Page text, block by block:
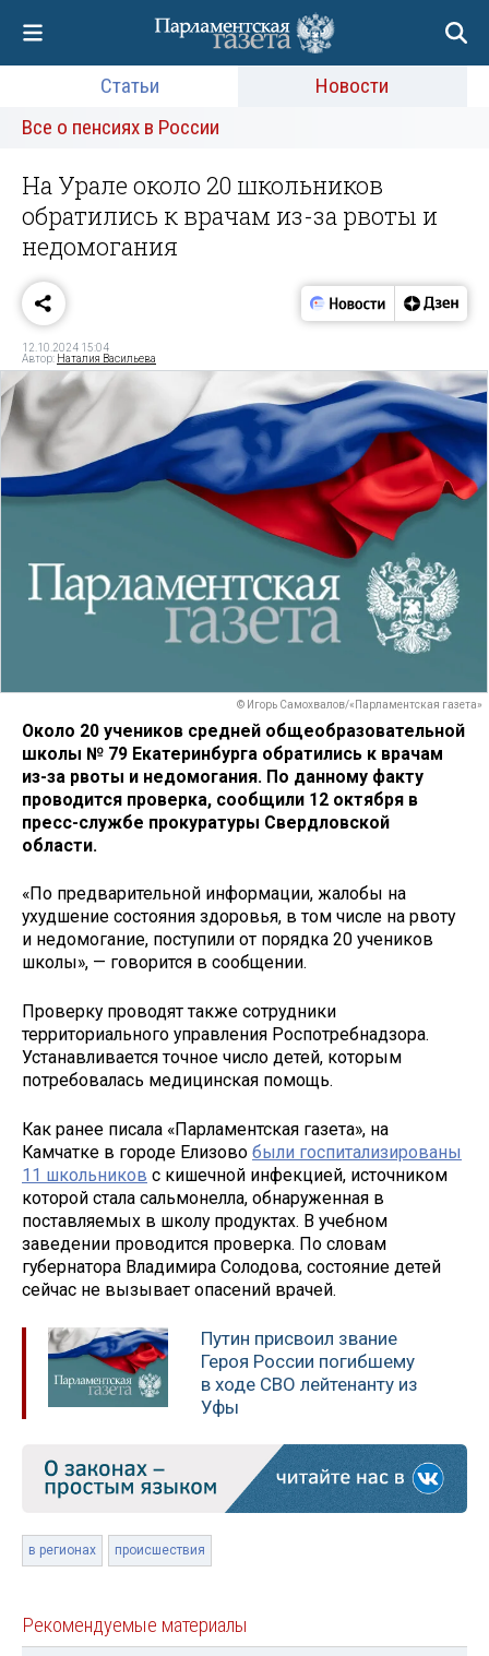
Статьи
Новости
Все о пенсиях в России
На Урале около 20 школьников
обратились к врачам из-за рвоты и
недомогания
12.10.2024 15:04
Автор: Наталия Васильева
© Игорь Самохвалов/«Парламентская газета»
Около 20 учеников средней общеобразовательной
школы № 79 Екатеринбурга обратились к врачам
из-за рвоты и недомогания. По данному факту
проводится проверка, сообщили 12 октября в
пресс-службе прокуратуры Свердловской
области.
«По предварительной информации, жалобы на
ухудшение состояния здоровья, в том числе на рвоту
и недомогание, поступили от порядка 20 учеников
школы», — говорится в сообщении.
Проверку проводят также сотрудники
территориального управления Роспотребнадзора.
Устанавливается точное число детей, которым
потребовалась медицинская помощь.
Как ранее писала «Парламентская газета», на
Камчатке в городе Елизово были госпитализированы
11 школьников с кишечной инфекцией, источником
которой стала сальмонелла, обнаруженная в
поставляемых в школу продуктах. В учебном
заведении проводится проверка. По словам
губернатора Владимира Солодова, состояние детей
сейчас не вызывает опасений врачей.
Путин присвоил звание
Героя России погибшему
в ходе СВО лейтенанту из
Уфы
в регионах происшествия
Рекомендуемые материалы